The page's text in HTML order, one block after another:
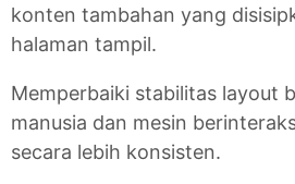
konten tambahan yang
halaman tampil.
Memperbaiki stabilitas layout
manusia dan mesin
secara lebih konsisten.